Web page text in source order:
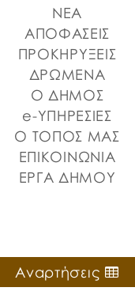
ΝΕΑ
ΑΠΟΦΑΣΕΙΣ
ΠΡΟΚΗΡΥΞΕΙΣ
ΔΡΩΜΕΝΑ
Ο ΔΗΜΟΣ
e-ΥΠΗΡΕΣΙΕΣ
Ο ΤΟΠΟΣ ΜΑΣ
ΕΠΙΚΟΙΝΩΝΙΑ
ΕΡΓΑ ΔΗΜΟΥ
Αναρτήσεις